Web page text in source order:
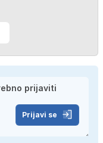
Prijavi se